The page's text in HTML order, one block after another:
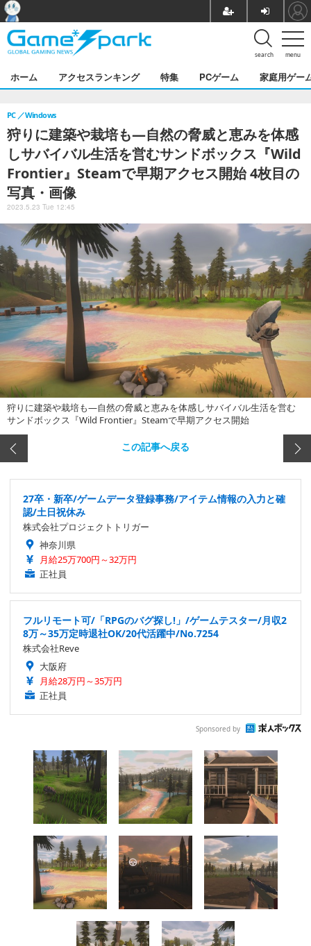
menu
search
ホーム アクセスランキング 特集 PCゲーム 家庭用ゲー
狩りに建築や栽培も―自然の脅威と恵みを体感
しサバイバル生活を営むサンドボックス『Wild
Frontier』Steamで早期アクセス開始 4枚目の
写真・画像
PC Windows
2023.5.23 Tue 12:45
狩りに建築や栽培も―自然の脅威と恵みを体感しサバイバル生活を営む
サンドボックス『Wild Frontier』Steamで早期アクセス開始
この記事へ戻る
27卒・新卒/ゲームデータ登録事務/アイテム情報の入力と確
認/土日祝休み
株式会社プロジェクトトリガー
神奈川県
月給25万700円～32万円
正社員
フルリモート可/「RPGのバグ探し!」/ゲームテスター/月収2
8万～35万定時退社OK/20代活躍中/No.7254
株式会社Reve
大阪府
月給28万円～35万円
正社員
Sponsored by